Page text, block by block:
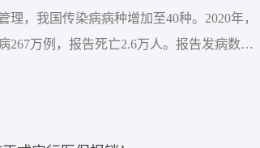
理，我国传染病病种增加至40种。2020年，
267万例，报告死亡2.6万人。报告发病数居
、梅毒、淋病和新型冠状病毒肺炎，占甲